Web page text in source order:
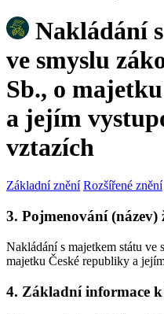
Nakládání
ve smyslu
Sb., o
a jejím
vztazích
Základní znění Rozšířené znění
3. Pojmenování (název)
Nakládání s majetkem státu ve
majetku České republiky a
4. Základní informace